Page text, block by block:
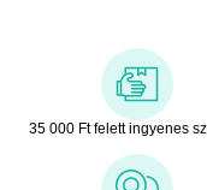
35 000 Ft felett ingyenes